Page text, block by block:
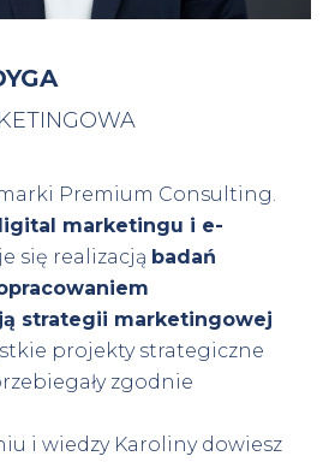
marki Premium Consulting.
marketingu i e-
się realizacją badań
strategii marketingowej
projekty strategiczne
zgodnie
i wiedzy Karoliny dowiesz